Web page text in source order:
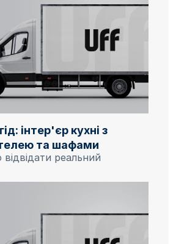
інтер'єр кухні з
та шафами
реальний